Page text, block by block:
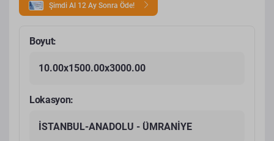
Şimdi Al 12 Ay Sonra Öde!
Boyut:
10.00x1500.00x3000.00
Lokasyon:
İSTANBUL-ANADOLU - ÜMRANİYE